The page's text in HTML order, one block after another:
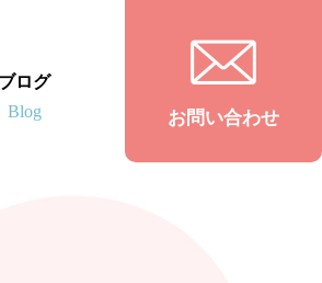
ブログ
お問い合わせ